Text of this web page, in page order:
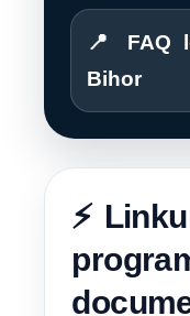
📍 FAQ
Bihor
⚡